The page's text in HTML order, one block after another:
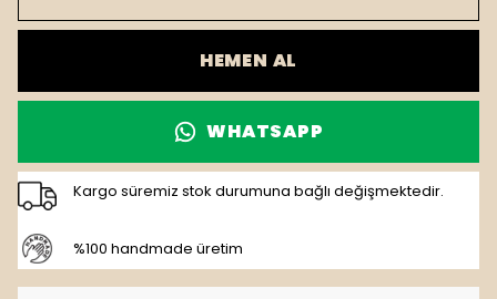
HEMEN AL
WHATSAPP
Kargo süremiz stok durumuna bağlı değişmektedir.
%100 handmade üretim